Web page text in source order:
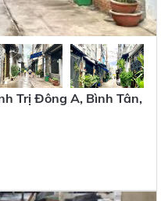
Trị Đông A, Bình Tân,